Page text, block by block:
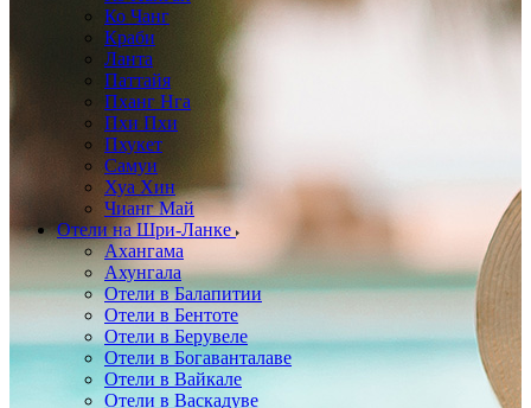
Ко Чанг
Краби
Ланта
Паттайя
Пханг Нга
Пхи Пхи
Пхукет
Самуи
Хуа Хин
Чианг Май
Отели на Шри-Ланке
Ахангама
Ахунгала
Отели в Балапитии
Отели в Бентоте
Отели в Берувеле
Отели в Богаванталаве
Отели в Вайкале
Отели в Васкадуве